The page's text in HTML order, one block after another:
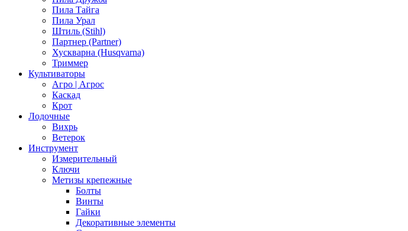
Пила Тайга
Пила Урал
Штиль (Stihl)
Партнер (Partner)
Хускварна (Husqvarna)
Триммер
Культиваторы
Агро | Агрос
Каскад
Крот
Лодочные
Вихрь
Ветерок
Инструмент
Измерительный
Ключи
Метизы крепежные
Болты
Винты
Гайки
Декоративные элементы